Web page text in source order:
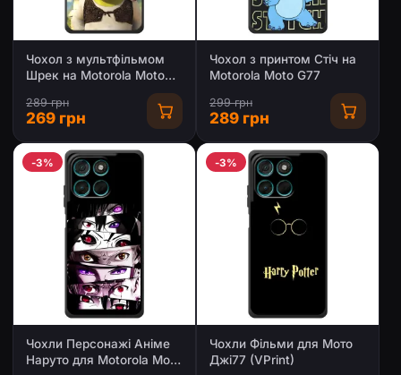
Чохол з мультфільмом
Шрек на Motorola Moto
289 грн
269 грн
Чохол з принтом Стіч на
Motorola Moto G77
299 грн
289 грн
-3%
Чохли Персонажі Аніме
Наруто для Motorola Moto
-3%
Чохли Фільми для Мото
Джі77 (VPrint)